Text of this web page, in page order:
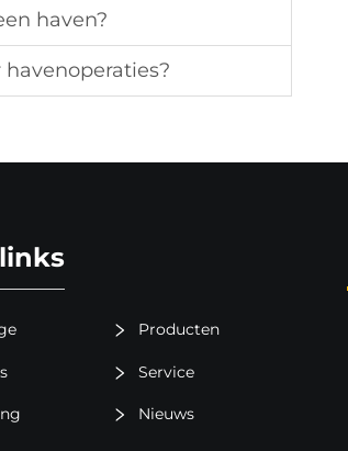
haven?
Producten
Service
Nieuws